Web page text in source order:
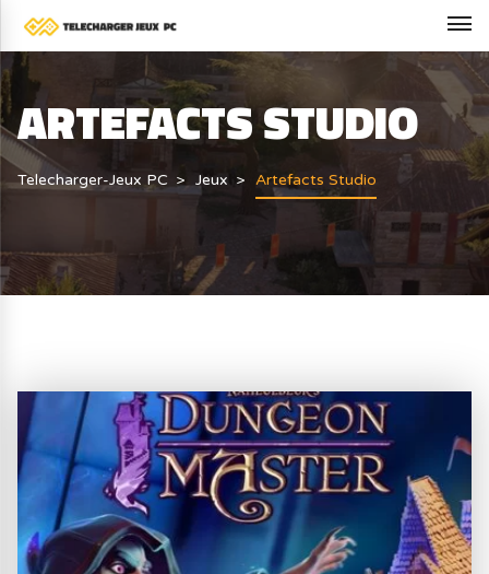
ARTEFACTS STUDIO
Telecharger-Jeux PC Jeux Artefacts Studio